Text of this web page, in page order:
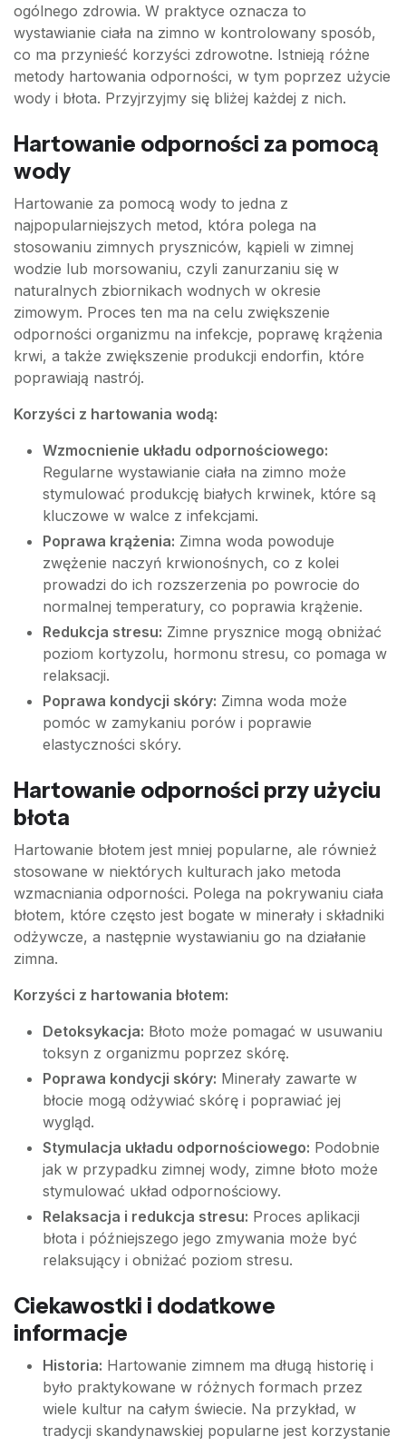
ogólnego zdrowia. W praktyce oznacza to
wystawianie ciała na zimno w kontrolowany sposób,
co ma przynieść korzyści zdrowotne. Istnieją różne
metody hartowania odporności, w tym poprzez użycie
wody i błota. Przyjrzyjmy się bliżej każdej z nich.
Hartowanie odporności za pomocą
wody
Hartowanie za pomocą wody to jedna z
najpopularniejszych metod, która polega na
stosowaniu zimnych pryszniców, kąpieli w zimnej
wodzie lub morsowaniu, czyli zanurzaniu się w
naturalnych zbiornikach wodnych w okresie
zimowym. Proces ten ma na celu zwiększenie
odporności organizmu na infekcje, poprawę krążenia
krwi, a także zwiększenie produkcji endorfin, które
poprawiają nastrój.
Korzyści z hartowania wodą:
Wzmocnienie układu odpornościowego:
Regularne wystawianie ciała na zimno może
stymulować produkcję białych krwinek, które są
kluczowe w walce z infekcjami.
Poprawa krążenia: Zimna woda powoduje
zwężenie naczyń krwionośnych, co z kolei
prowadzi do ich rozszerzenia po powrocie do
normalnej temperatury, co poprawia krążenie.
Redukcja stresu: Zimne prysznice mogą obniżać
poziom kortyzolu, hormonu stresu, co pomaga w
relaksacji.
Poprawa kondycji skóry: Zimna woda może
pomóc w zamykaniu porów i poprawie
elastyczności skóry.
Hartowanie odporności przy użyciu
błota
Hartowanie błotem jest mniej popularne, ale również
stosowane w niektórych kulturach jako metoda
wzmacniania odporności. Polega na pokrywaniu ciała
błotem, które często jest bogate w minerały i składniki
odżywcze, a następnie wystawianiu go na działanie
zimna.
Korzyści z hartowania błotem:
Detoksykacja: Błoto może pomagać w usuwaniu
toksyn z organizmu poprzez skórę.
Poprawa kondycji skóry: Minerały zawarte w
błocie mogą odżywiać skórę i poprawiać jej
wygląd.
Stymulacja układu odpornościowego: Podobnie
jak w przypadku zimnej wody, zimne błoto może
stymulować układ odpornościowy.
Relaksacja i redukcja stresu: Proces aplikacji
błota i późniejszego jego zmywania może być
relaksujący i obniżać poziom stresu.
Ciekawostki i dodatkowe
informacje
Historia: Hartowanie zimnem ma długą historię i
było praktykowane w różnych formach przez
wiele kultur na całym świecie. Na przykład, w
tradycji skandynawskiej popularne jest korzystanie